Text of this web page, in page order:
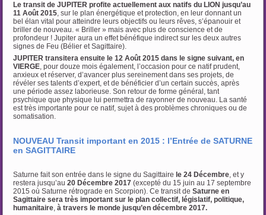
Le transit de JUPITER profite actuellement aux natifs du LION jusqu’au
11 Août 2015, sur le plan énergétique et protection, en leur donnant un
bel élan vital pour atteindre leurs objectifs ou leurs rêves, s’épanouir et
briller de nouveau. « Briller » mais avec plus de conscience et de
profondeur ! Jupiter aura un effet bénéfique indirect sur les deux autres
signes de Feu (Bélier et Sagittaire).
JUPITER transitera ensuite le 12 Août 2015 dans le signe suivant, en
VIERGE, pour douze mois également, l’occasion pour ce natif prudent,
anxieux et réserver, d’avancer plus sereinement dans ses projets, de
révéler ses talents d’expert, et de bénéficier d’un certain succès, après
une période assez laborieuse. Son retour de forme général, tant
psychique que physique lui permettra de rayonner de nouveau. La santé
est très importante pour ce natif, sujet à des problèmes chroniques ou de
somatisation.
NOUVEAU Transit important en 2015 : l’Entrée de SATURNE
en SAGITTAIRE
Saturne fait son entrée dans le signe du Sagittaire le 24 Décembre, et y
restera jusqu’au20 Décembre 2017 (excepté du 15 juin au 17 septembre
2015 où Saturne rétrograde en Scorpion). Ce transit deSaturne en
Sagittaire sera très important sur le plan collectif, législatif, politique,
humanitaire,à travers le monde jusqu’en décembre 2017.